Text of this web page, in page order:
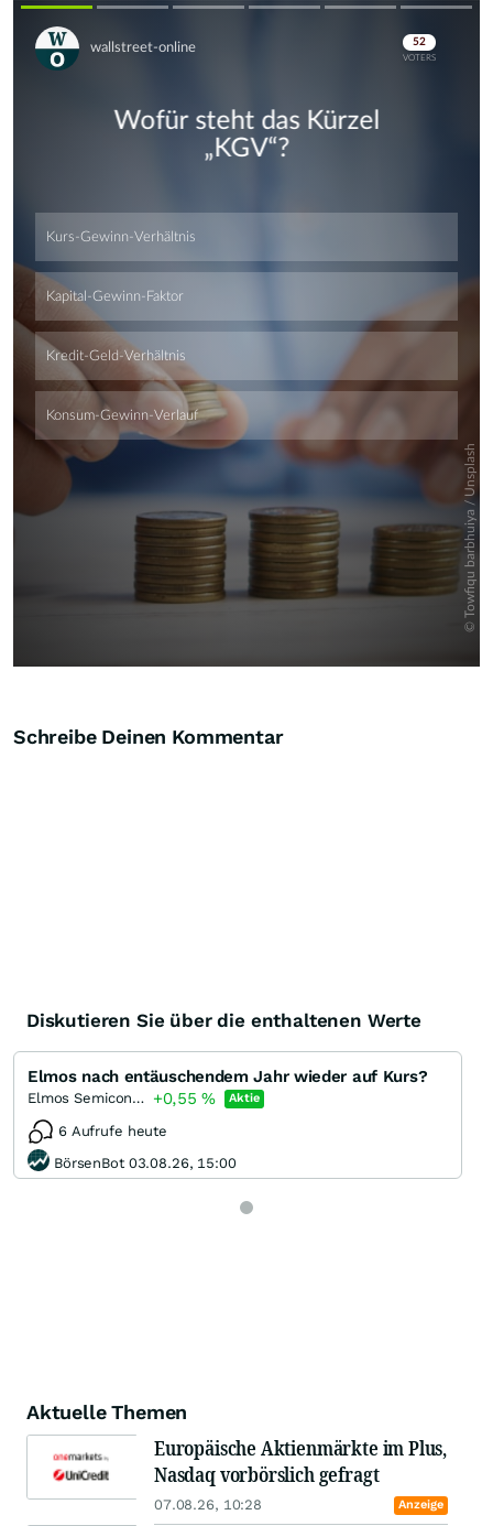
Skip
Skip
Schreibe Deinen Kommentar
Diskutieren Sie über die enthaltenen Werte
Elmos nach entäuschendem Jahr wieder auf Kurs?
Elmos Semiconductor +0,55% Aktie
6 Aufrufe heute
BörsenBot 03.08.26, 15:00
Aktuelle Themen
Europäische Aktienmärkte im Plus,
Nasdaq vorbörslich gefragt
07.08.26, 10:28 Anzeige